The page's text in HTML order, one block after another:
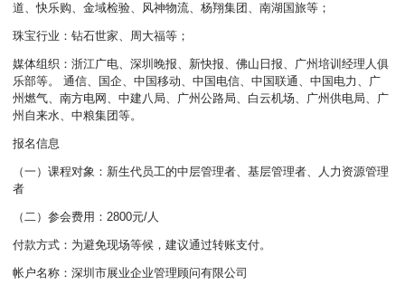
道、快乐购、金域检验、风神物流、杨翔集团、南湖国旅等；
珠宝行业：钻石世家、周大福等；
媒体组织：浙江广电、深圳晚报、新快报、佛山日报、广州培训经理人俱
乐部等。 通信、国企、中国移动、中国电信、中国联通、中国电力、广
州燃气、南方电网、中建八局、广州公路局、白云机场、广州供电局、广
州自来水、中粮集团等。
报名信息
（一）课程对象：新生代员工的中层管理者、基层管理者、人力资源管理
者
（二）参会费用：2800元/人
付款方式：为避免现场等候，建议通过转账支付。
帐户名称：深圳市展业企业管理顾问有限公司